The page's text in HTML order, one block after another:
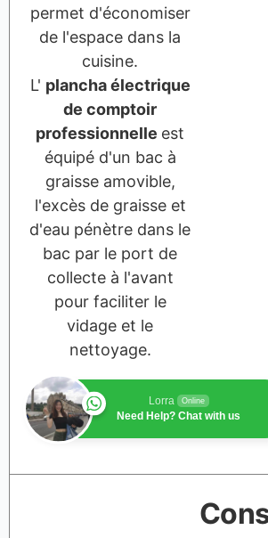
permet d'économiser
de l'espace dans la
cuisine.
L' plancha électrique
de comptoir
professionnelle est
équipé d'un bac à
graisse amovible,
l'excès de graisse et
d'eau pénètre dans le
bac par le port de
collecte à l'avant
pour faciliter le
vidage et le
nettoyage.
Lorra Online
Need Help? Chat with us